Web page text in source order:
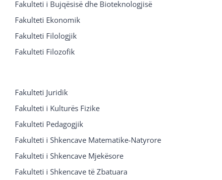
Fakulteti i Bujqësisë dhe Bioteknologjisë
Fakulteti Ekonomik
Fakulteti Filologjik
Fakulteti Filozofik
Fakulteti Juridik
Fakulteti i Kulturës Fizike
Fakulteti Pedagogjik
Fakulteti i Shkencave Matematike-Natyrore
Fakulteti i Shkencave Mjekësore
Fakulteti i Shkencave të Zbatuara